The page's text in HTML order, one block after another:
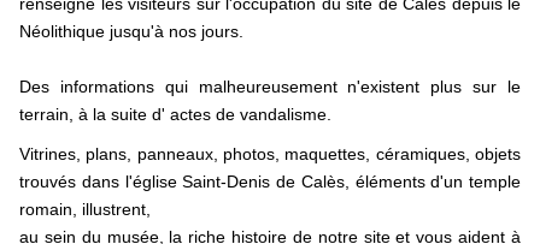
renseigne les visiteurs sur l'occupation du site de Calès depuis le
Néolithique jusqu'à nos jours.
Des informations qui malheureusement n'existent plus sur le
terrain, à la suite d' actes de vandalisme.
Vitrines, plans, panneaux, photos, maquettes, céramiques, objets
trouvés dans l'église Saint-Denis de Calès, éléments d'un temple
romain, illustrent,
au sein du musée, la riche histoire de notre site et vous aident à